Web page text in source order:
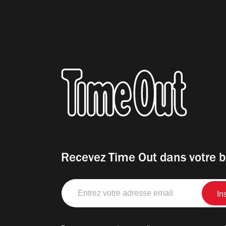
Recevez Time Out dans votre
Entrez
votre
adresse